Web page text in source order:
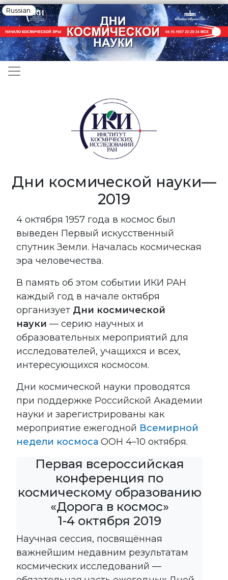
Перейти
к
основному
содержанию
RussianСписок дополнительных действий
Основная навигация
Дни космической науки—
2019
4 октября 1957 года в космос был
выведен Первый искусственный
спутник Земли. Началась космическая
эра человечества.
В память об этом событии ИКИ РАН
каждый год в начале октября
организует Дни космической
науки — серию научных и
образовательных мероприятий для
исследователей, учащихся и всех,
интересующихся космосом.
Дни космической науки проводятся
при поддержке Российской Академии
науки и зарегистрированы как
мероприятие ежегодной Всемирной
недели космоса ООН 4–10 октября.
Первая всероссийская
конференция по
космическому образованию
«Дорога в космос»
1-4 октября 2019
Научная сессия, посвящённая
важнейшим недавним результатам
космических исследований —